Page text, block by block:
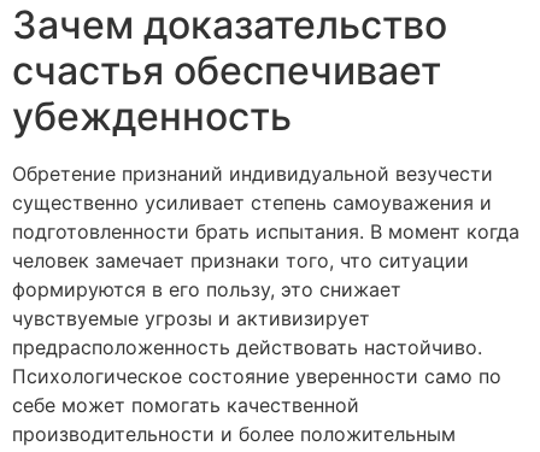
Зачем доказательство
счастья обеспечивает
убежденность
Обретение признаний индивидуальной везучести
существенно усиливает степень самоуважения и
подготовленности брать испытания. В момент когда
человек замечает признаки того, что ситуации
формируются в его пользу, это снижает
чувствуемые угрозы и активизирует
предрасположенность действовать настойчиво.
Психологическое состояние уверенности само по
себе может помогать качественной
производительности и более положительным